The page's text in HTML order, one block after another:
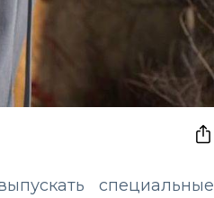
специальные